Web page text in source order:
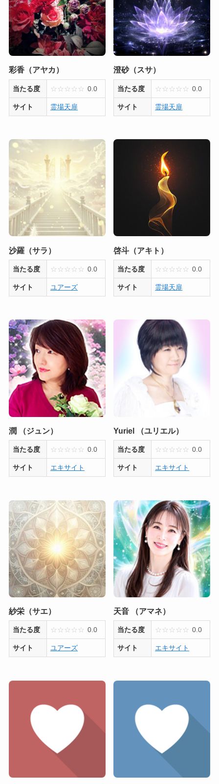
彩香（アヤカ）
当たる度 ☆ ☆ ☆ ☆ ☆ 0.0
サイト 霊場天扉
澄砂（スサ）
当たる度 ☆ ☆ ☆ ☆ ☆ 0.0
サイト 霊場天扉
沙羅（サラ）
当たる度 ☆ ☆ ☆ ☆ ☆ 0.0
サイト ユアーズ
啓斗（アキト）
当たる度 ☆ ☆ ☆ ☆ ☆ 0.0
サイト 霊場天扉
潤 （ジュン）
当たる度 ☆ ☆ ☆ ☆ ☆ 0.0
サイト エキサイト
Yuriel （ユリエル）
当たる度 ☆ ☆ ☆ ☆ ☆ 0.0
サイト エキサイト
紗栄（サエ）
当たる度 ☆ ☆ ☆ ☆ ☆ 0.0
サイト ユアーズ
天音 （アマネ）
当たる度 ☆ ☆ ☆ ☆ ☆ 0.0
サイト エキサイト